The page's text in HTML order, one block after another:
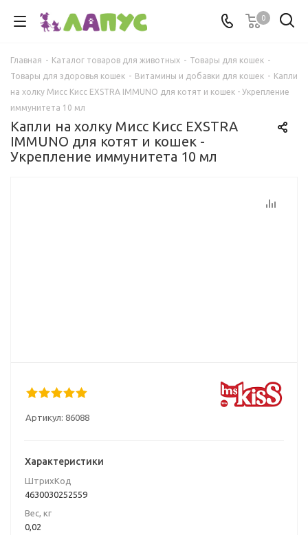
0
Главная - Каталог товаров для животных - Товары для кошек -
Товары для здоровья кошек - Витамины и добавки для кошек - Капли
на холку Мисс Кисс EXSTRA IMMUNO для котят и кошек - Укрепление
иммунитета 10 мл
Капли на холку Мисс Кисс EXSTRA
IMMUNO для котят и кошек -
Укрепление иммунитета 10 мл
Артикул: 86088
Характеристики
ШтрихКод
4630030252559
Вес, кг
0,02